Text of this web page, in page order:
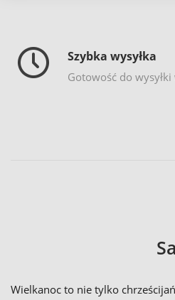
Szybka wysyłka
Gotowość do
Wielkanoc to nie tylko